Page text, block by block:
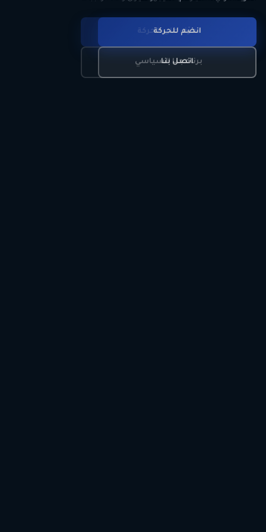
تعرّف على الحركة
برنامجنا السياسي
انضم للحركة
اتصل بنا